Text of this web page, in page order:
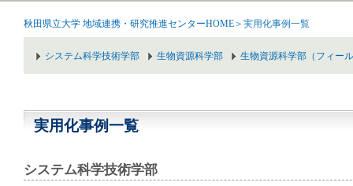
秋田県立大学 地域連携・研究推進センターHOME＞実用化事例一覧
システム科学技術学部 生物資源科学部 生物資源科学部（フィー
実用化事例一覧
システム科学技術学部